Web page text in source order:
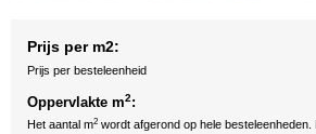
Prijs per m2:
Prijs per besteleenheid
Oppervlakte m2:
Het aantal m2 wordt afgerond op hele